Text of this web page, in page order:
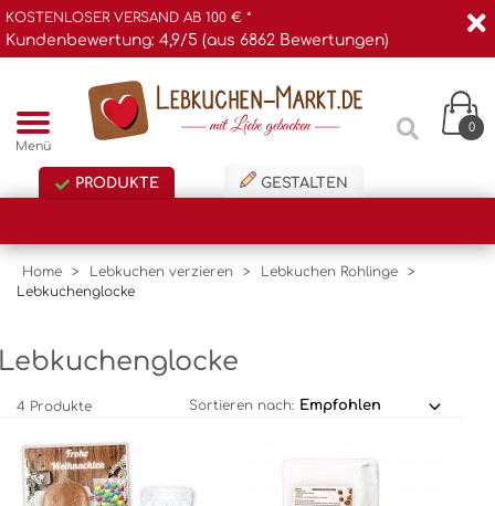
KOSTENLOSER VERSAND AB 100 € *
Kundenbewertung: 4,9/5 (aus 6862 Bewertungen)
Menü
0
PRODUKTE GESTALTEN
Home > Lebkuchen verzieren > Lebkuchen Rohlinge
>
Lebkuchenglocke
4 Produkte Sortieren nach: